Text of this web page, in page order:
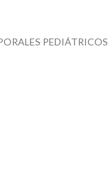
PEDIÁTRICOS